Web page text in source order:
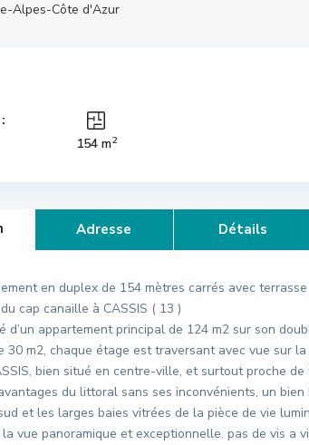
Alpes-Côte d'Azur
154 m2
Adresse Détails
en duplex de 154 mètres carrés avec
cap canaille à CASSIS ( 13 )
d’un appartement principal de 124 m2 sur son
30 m2, chaque étage est traversant avec vue sur
bien situé en centre-ville, et surtout proche
du littoral sans ses inconvénients, un bien
et les larges baies vitrées de la pièce de vie
vue panoramique et exceptionnelle. pas de vis a